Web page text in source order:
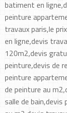
batiment en
peinture
travaux paris,le
en ligne,devis
120m2,devis
peinture,devis de
peinture
de peinture au
salle de